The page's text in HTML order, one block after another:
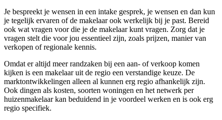
Je bespreekt je wensen in een intake gesprek, je wensen en dan kun
je tegelijk ervaren of de makelaar ook werkelijk bij je past. Bereid
ook wat vragen voor die je de makelaar kunt vragen. Zorg dat je
vragen stelt die voor jou essentieel zijn, zoals prijzen, manier van
verkopen of regionale kennis.
Omdat er altijd meer randzaken bij een aan- of verkoop komen
kijken is een makelaar uit de regio een verstandige keuze. De
marktontwikkelingen alleen al kunnen erg regio afhankelijk zijn.
Ook dingen als kosten, soorten woningen en het netwerk per
huizenmakelaar kan beduidend in je voordeel werken en is ook erg
regio specifiek.